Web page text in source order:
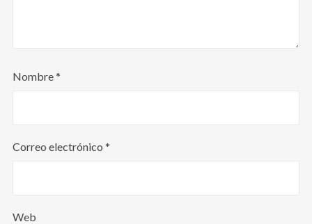
Nombre*
Correo electrónico *
Web